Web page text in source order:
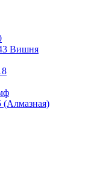
Вишня
(Алмазная)